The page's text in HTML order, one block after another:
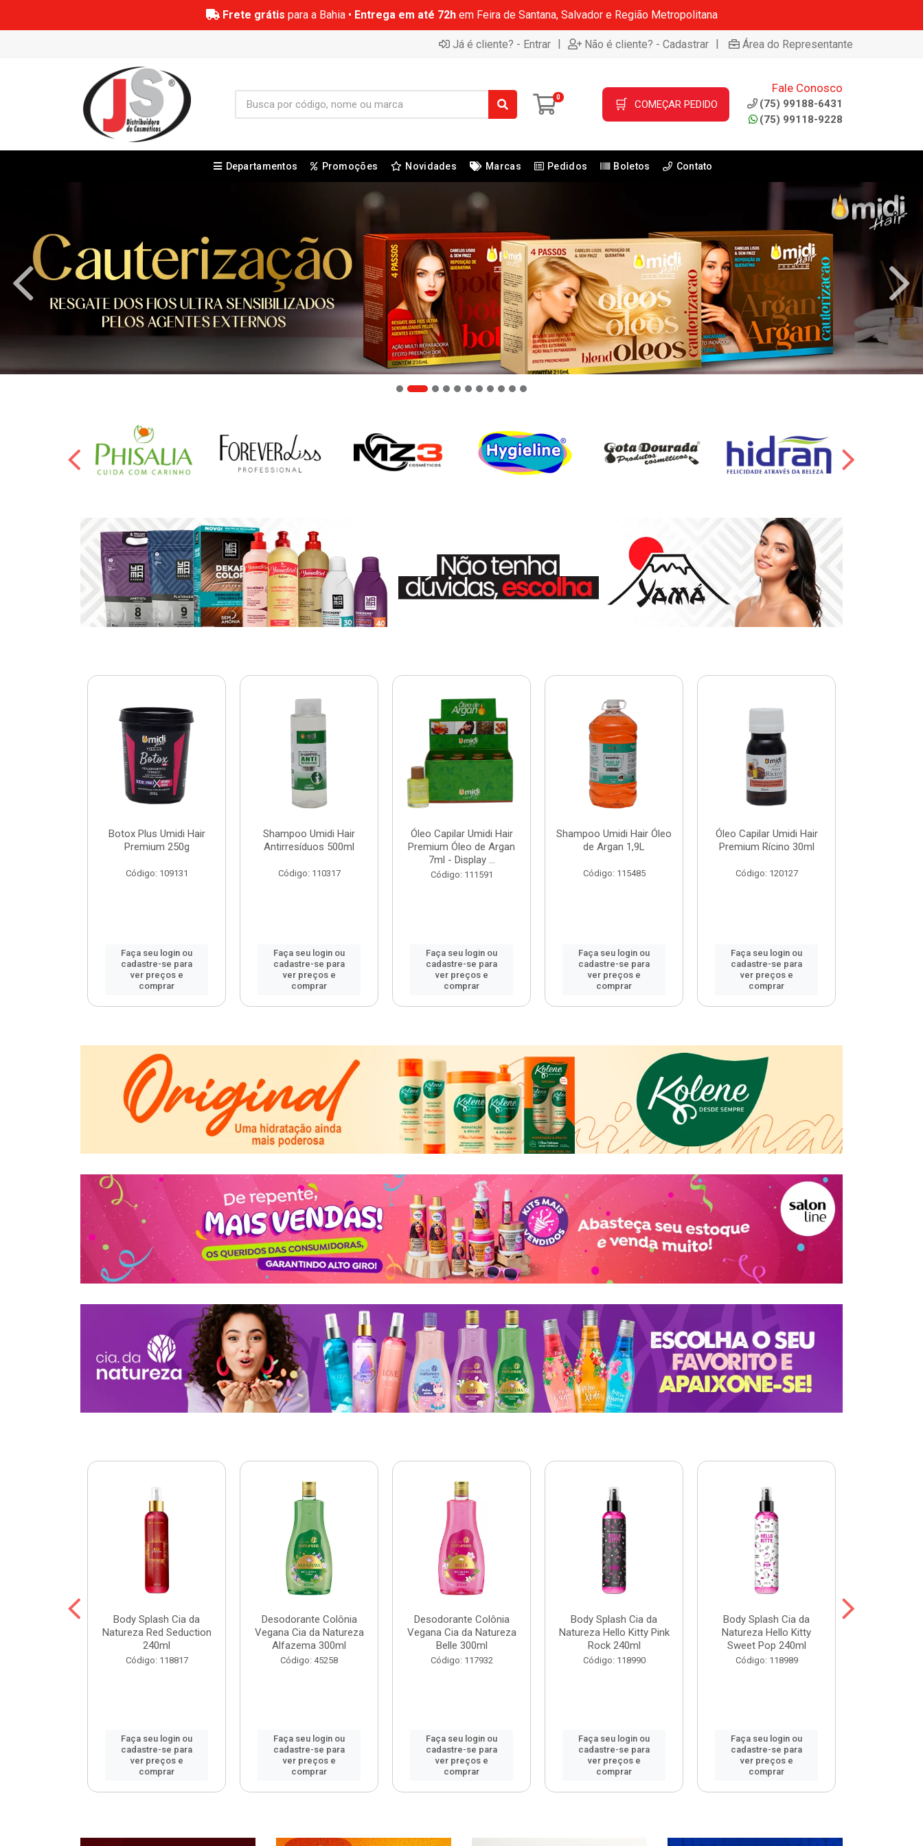
Frete grátis para a Bahia • Entrega em até 72hem Feira de Santana, Salvador e Região Metropolitana
Já é cliente? - Entrar | Não é cliente? - Cadastrar | Área do Representante
0 🛒 COMEÇAR PEDIDO
Fale Conosco
(75) 99188-6431
(75) 99118-9228
Departamentos Promoções Novidades Marcas Pedidos Boletos Contato
Botox Plus Umidi Hair
Premium 250g
Código: 109131
Faça seu login ou
cadastre-se para
ver preços e
comprar
Shampoo Umidi Hair
Antirresíduos 500ml
Código: 110317
Faça seu login ou
cadastre-se para
ver preços e
comprar
Óleo Capilar Umidi Hair
Premium Óleo de Argan
7ml - Display ...
Código: 111591
Faça seu login ou
cadastre-se para
ver preços e
comprar
Shampoo Umidi Hair Óleo
de Argan 1,9L
Código: 115485
Faça seu login ou
cadastre-se para
ver preços e
comprar
Óleo Capilar Umidi Hair
Premium Rícino 30ml
Código: 120127
Faça seu login ou
cadastre-se para
ver preços e
comprar
Body Splash Cia da
Natureza Red Seduction
240ml
Código: 118817
Faça seu login ou
cadastre-se para
ver preços e
comprar
Desodorante Colônia
Vegana Cia da Natureza
Alfazema 300ml
Código: 45258
Faça seu login ou
cadastre-se para
ver preços e
comprar
Desodorante Colônia
Vegana Cia da Natureza
Belle 300ml
Código: 117932
Faça seu login ou
cadastre-se para
ver preços e
comprar
Body Splash Cia da
Natureza Hello Kitty Pink
Rock 240ml
Código: 118990
Faça seu login ou
cadastre-se para
ver preços e
comprar
Body Splash Cia da
Natureza Hello Kitty
Sweet Pop 240ml
Código: 118989
Faça seu login ou
cadastre-se para
ver preços e
comprar